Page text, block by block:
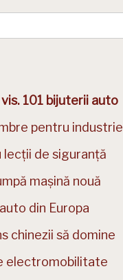
101 bijuterii auto
pentru industrie
lecții de siguranță
mașină nouă
din Europa
chinezii să domine
electromobilitate